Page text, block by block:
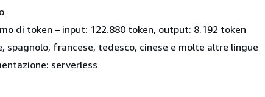
di token – input: 122.880 token, output: 8.192 token
spagnolo, francese, tedesco, cinese e molte altre lingue
serverless